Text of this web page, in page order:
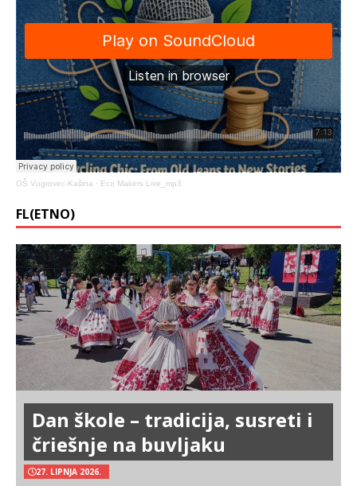
OŠ Vugrovec-Kašina · Eco Makers Live_mp3
FL(ETNO)
Dan škole – tradicija, susreti i
čriešnje na buvljaku
27. LIPNJA 2026.